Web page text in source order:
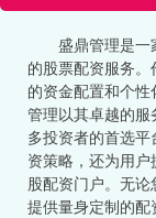
盛鼎管理是一
的股票配资服务
的资金配置和个
管理以其卓越的
多投资者的首选
资策略，还为用
股配资门户。无
提供量身定制的配